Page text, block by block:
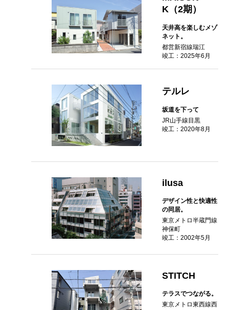
K（2期）
天井高を楽しむメゾ
ネット。
都営新宿線瑞江
竣工：2025年6月
テルレ
坂道を下って
JR山手線目黒
竣工：2020年8月
ilusa
デザイン性と快適性
の同居。
東京メトロ半蔵門線
神保町
竣工：2002年5月
STITCH
テラスでつながる。
東京メトロ東西線西